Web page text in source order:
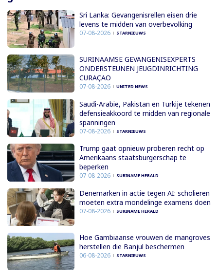
Sri Lanka: Gevangenisrellen eisen drie
levens te midden van overbevolking
07-08-2026 STARNIEUWS
SURINAAMSE GEVANGENISEXPERTS
ONDERSTEUNEN JEUGDINRICHTING
CURAÇAO
07-08-2026 UNITED NEWS
Saudi-Arabië, Pakistan en Turkije tekenen
defensieakkoord te midden van regionale
spanningen
07-08-2026 STARNIEUWS
Trump gaat opnieuw proberen recht op
Amerikaans staatsburgerschap te
beperken
07-08-2026 SURINAME HERALD
Denemarken in actie tegen AI: scholieren
moeten extra mondelinge examens doen
07-08-2026 SURINAME HERALD
Hoe Gambiaanse vrouwen de mangroves
herstellen die Banjul beschermen
06-08-2026 STARNIEUWS